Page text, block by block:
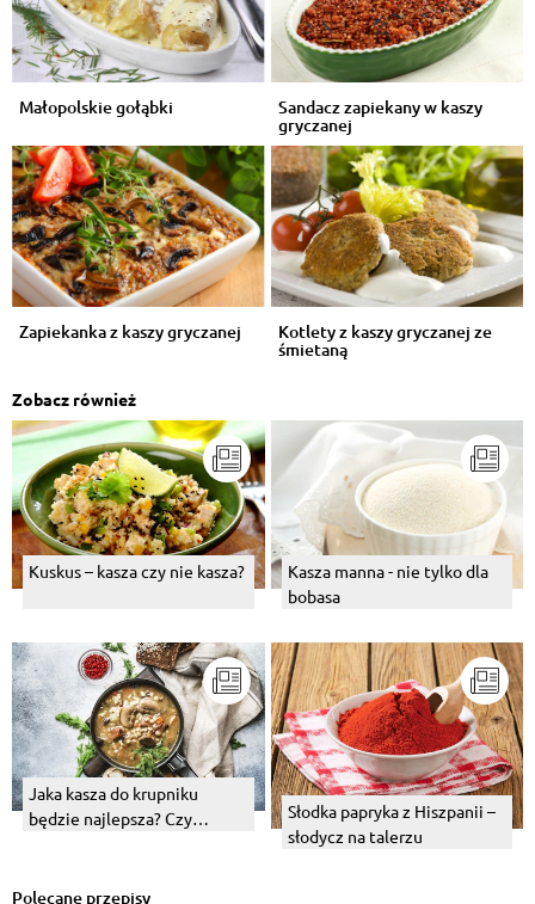
Małopolskie gołąbki Sandacz zapiekany w kaszy
gryczanej
Zapiekanka z kaszy gryczanej Kotlety z kaszy gryczanej ze
śmietaną
Zobacz również
Kuskus – kasza czy nie kasza?
Kasza manna - nie tylko dla
bobasa
Jaka kasza do krupniku
będzie najlepsza? Czy
Słodka papryka z Hiszpanii –
słodycz na talerzu
Polecane przepisy